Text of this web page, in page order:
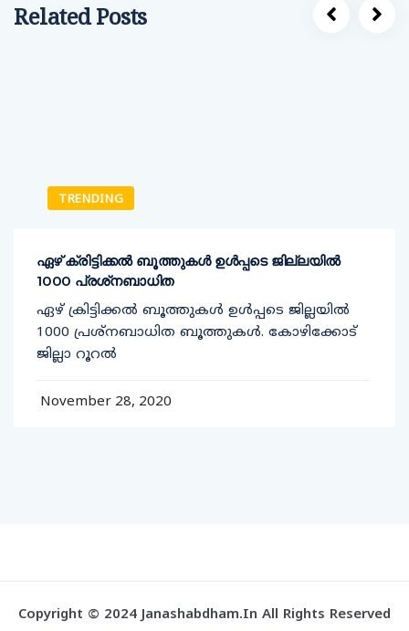
Related Posts
TRENDING
ഏഴ് ക്രിട്ടിക്കല്‍ ബൂത്തുകള്‍ ഉള്‍പ്പടെ ജില്ലയില്‍
1000 പ്രശ്‌നബാധിത
ഏഴ് ക്രിട്ടിക്കല്‍ ബൂത്തുകള്‍ ഉള്‍പ്പടെ ജില്ലയില്‍
1000 പ്രശ്‌നബാധിത ബൂത്തുകള്‍. കോഴിക്കോട്
ജില്ലാ റൂറല്‍
November 28, 2020
Copyright © 2024 Janashabdham.in All Rights Reserved